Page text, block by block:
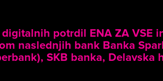
potrdil ENA ZA VSE
naslednjih bank Banka
SKB banka, Delavska